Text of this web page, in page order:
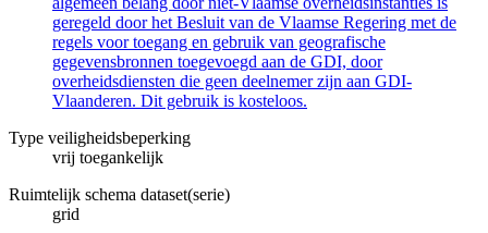
geregeld door het Besluit van de Vlaamse Regering met de
regels voor toegang en gebruik van geografische
gegevensbronnen toegevoegd aan de GDI, door
overheidsdiensten die geen deelnemer zijn aan GDI-
Vlaanderen. Dit gebruik is kosteloos.
Type veiligheidsbeperking
vrij toegankelijk
Ruimtelijk schema dataset(serie)
grid